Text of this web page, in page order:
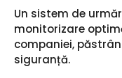
Un sistem de
monitorizare
companiei,
siguranță.